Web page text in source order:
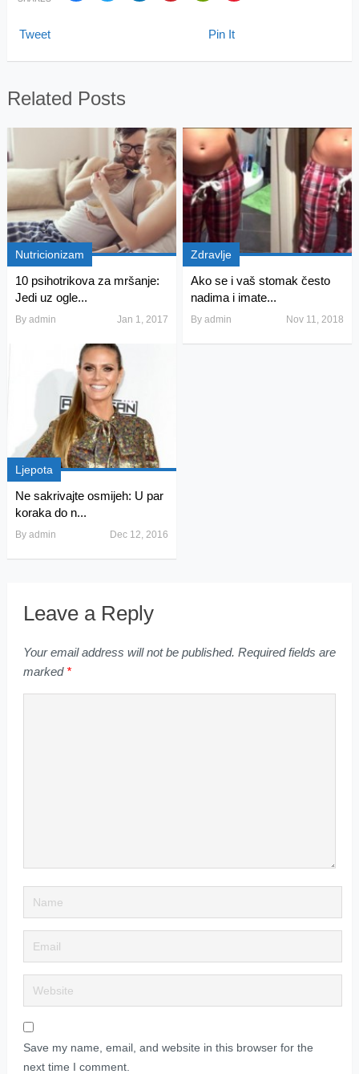
Tweet Pin It
Related Posts
Nutricionizam
10 psihotrikova za mršanje:
Jedi uz ogle...
By admin Jan 1, 2017
Zdravlje
Ako se i vaš stomak često
nadima i imate...
Byadmin Nov 11, 2018
Ljepota
Ne sakrivajte osmijeh: U par
koraka do n...
By admin Dec 12, 2016
Leave a Reply
Your email address will not be published. Required fields are
marked *
Save my name, email, and website in this browser for the
next time I comment.